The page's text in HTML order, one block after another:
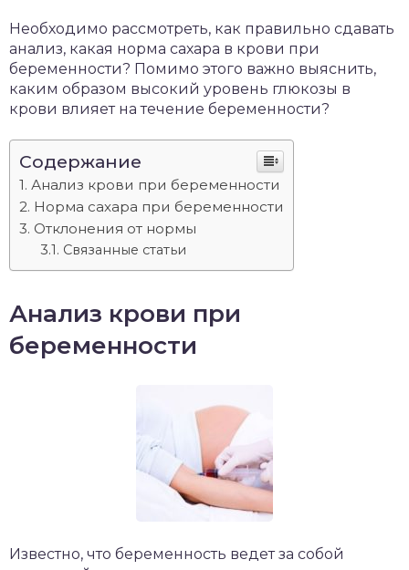
Необходимо рассмотреть, как правильно сдавать
анализ, какая норма сахара в крови при
беременности? Помимо этого важно выяснить,
каким образом высокий уровень глюкозы в
крови влияет на течение беременности?
Содержание
Анализ крови при беременности
Норма сахара при беременности
Отклонения от нормы
Связанные статьи
Анализ крови при
беременности
Известно, что беременность ведет за собой